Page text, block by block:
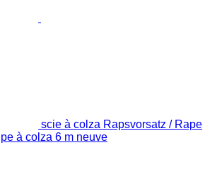
scie à colza Rapsvorsatz / Rape
à colza 6 m neuve